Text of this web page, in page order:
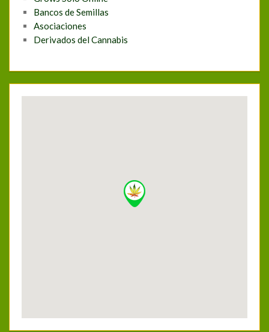
Bancos de Semillas
Asociaciones
Derivados del Cannabis